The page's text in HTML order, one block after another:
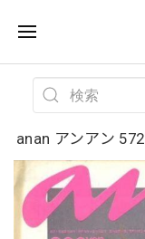
anan アンアン 572